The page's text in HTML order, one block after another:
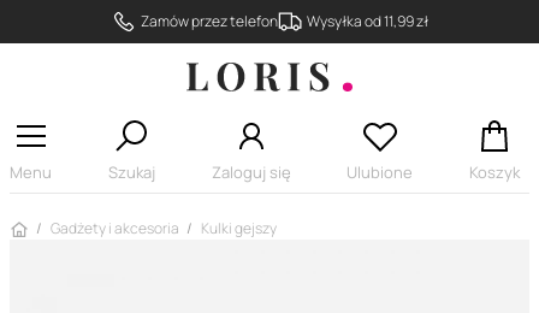
Zamów przez telefon Wysyłka od 11,99 zł
Menu Szukaj Zaloguj się Ulubione Koszyk
Strona główna
Gadżety i akcesoria Kulki gejszy